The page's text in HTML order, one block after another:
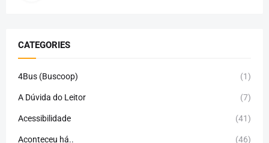
CATEGORIES
4Bus (Buscoop) (1)
A Dúvida do Leitor (7)
Acessibilidade (41)
Aconteceu há.. (46)